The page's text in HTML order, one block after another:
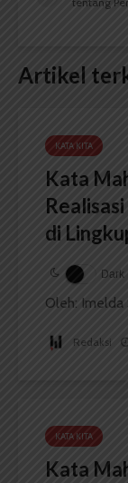
Artikel
KATA KITA
Kata
di
Oleh: Imelda
Redaksi
KATA KITA
Kata